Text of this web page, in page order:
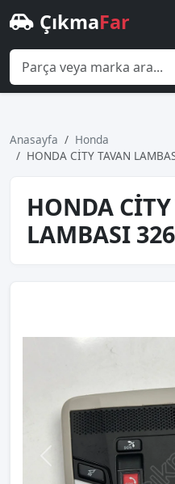
ÇıkmaFar
Anasayfa
Honda
HONDA CİTY TAVAN
HONDA
LAMBASI